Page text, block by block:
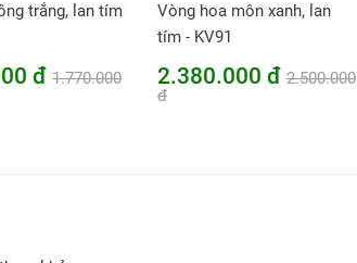
trắng, lan tím
đ 1.770.000
Vòng hoa môn xanh, lan
tím - KV91
2.380.000 đ 2.500.000
đ